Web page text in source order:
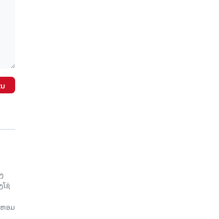
ຊ່
ອມ